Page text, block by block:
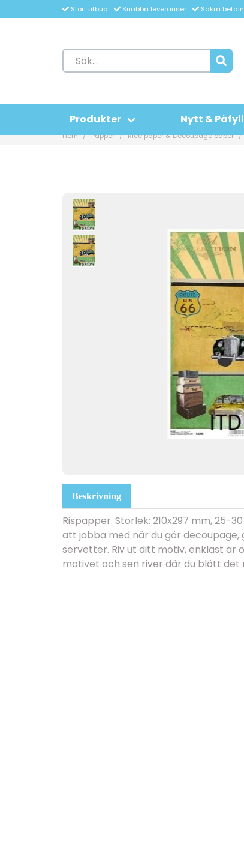
Stort utbud Snabba leveranser Säkra
Produkter Nytt &
Hem Papper Rice paper & Decoupage paper
Beskrivning
Rispapper. Storlek: 210x297 mm, 25-
att jobba med när du gör decoupage,
servetter. Riv ut ditt motiv, enklast är
motivet och sen river där du blött det